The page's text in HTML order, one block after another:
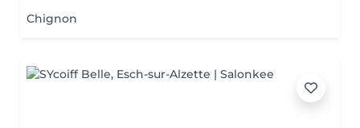
Chignon